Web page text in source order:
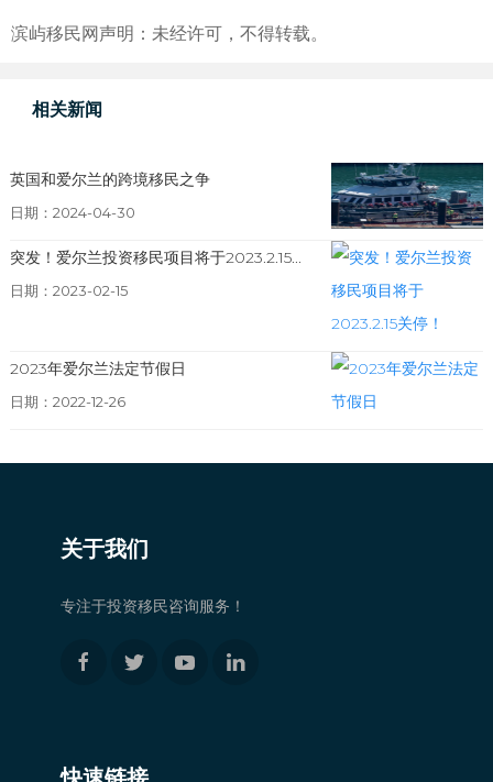
滨屿移民网声明：未经许可，不得转载。
相关新闻
英国和爱尔兰的跨境移民之争
日期：2024-04-30
突发！爱尔兰投资移民项目将于2023.2.15...
日期：2023-02-15
2023年爱尔兰法定节假日
日期：2022-12-26
关于我们
专注于投资移民咨询服务！